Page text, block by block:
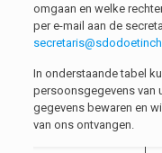
omgaan en welke
per e-mail aan de
In onderstaande tabel
persoonsgegevens van
gegevens bewaren en
van ons ontvangen.